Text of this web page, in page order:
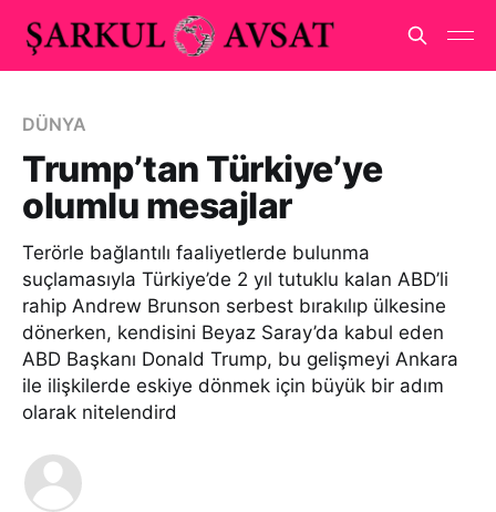
DÜNYA
Trump’tan Türkiye’ye
olumlu mesajlar
Terörle bağlantılı faaliyetlerde bulunma
suçlamasıyla Türkiye’de 2 yıl tutuklu kalan ABD’li
rahip Andrew Brunson serbest bırakılıp ülkesine
dönerken, kendisini Beyaz Saray’da kabul eden
ABD Başkanı Donald Trump, bu gelişmeyi Ankara
ile ilişkilerde eskiye dönmek için büyük bir adım
olarak nitelendird